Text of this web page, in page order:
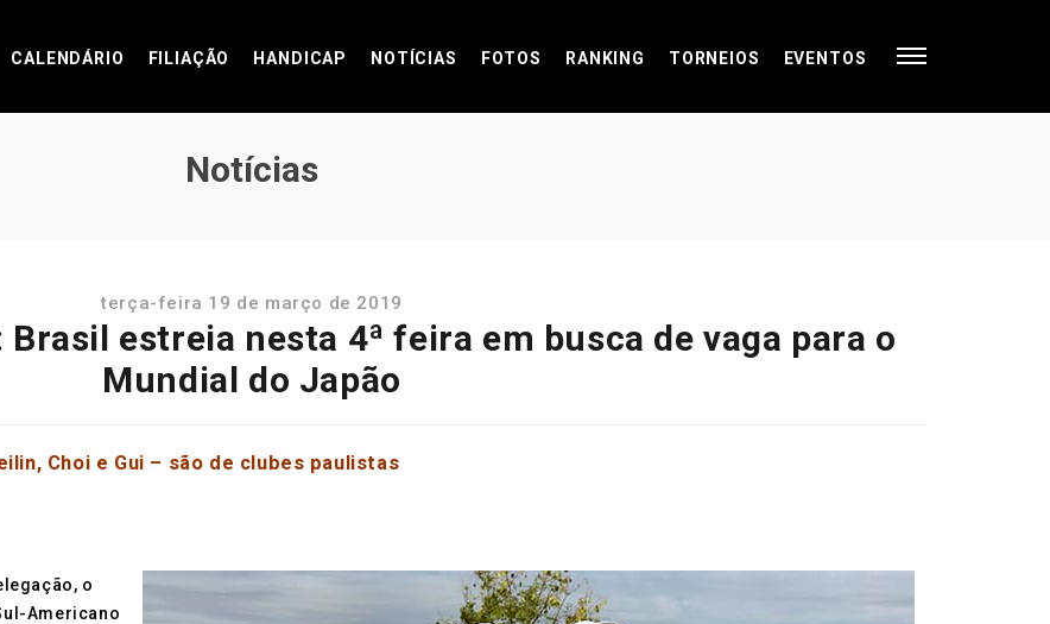
CALENDÁRIO FILIAÇÃO HANDICAP NOTÍCIAS FOTOS RANKING TORNEIOS EVENTOS
Notícias
terça-feira 19 de março de 2019
estreia nesta 4ª feira em busca de vaga para o
Mundial do Japão
Choi e Gui – são de clubes paulistas
o
Americano